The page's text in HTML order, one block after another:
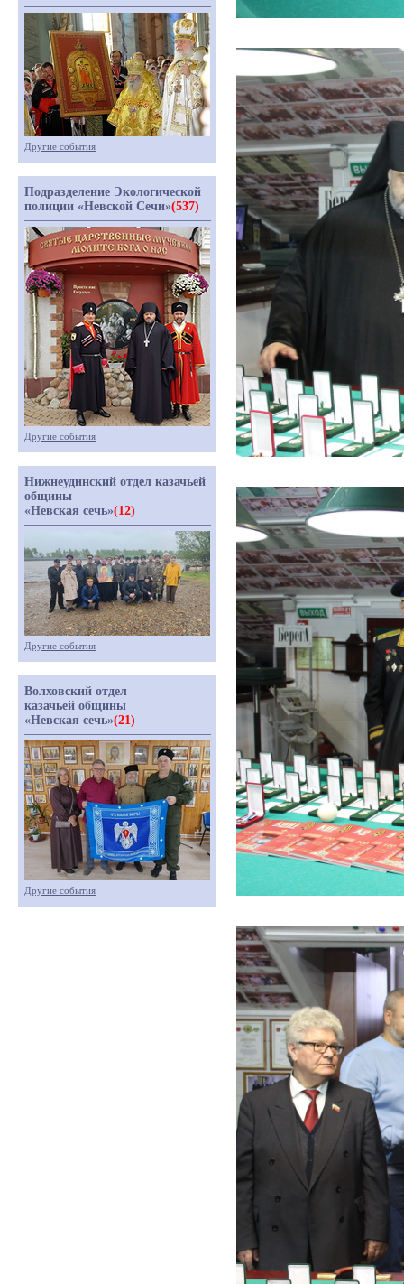
Другие события
Подразделение Экологической
полиции «Невской Сечи»(537)
Другие события
Нижнеудинский отдел казачьей
общины
«Невская сечь»(12)
Другие события
Волховский отдел
казачьей общины
«Невская сечь»(21)
Другие события